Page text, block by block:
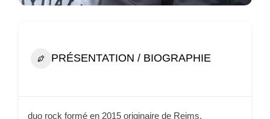
PRÉSENTATION / BIOGRAPHIE
duo rock formé en 2015 originaire de Reims.